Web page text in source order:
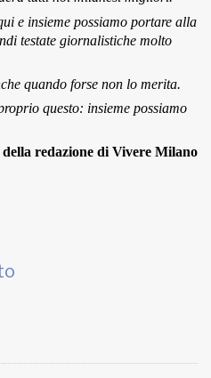
e insieme possiamo portare alla
testate giornalistiche molto
quando forse non lo merita.
questo: insieme possiamo
redazione di Vivere Milano